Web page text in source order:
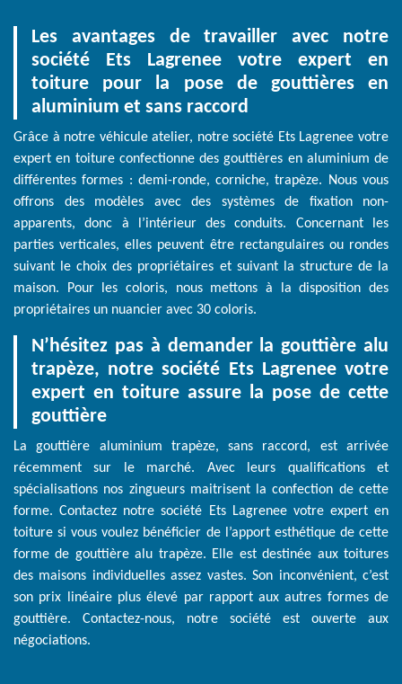
Les avantages de travailler avec notre
société Ets Lagrenee votre expert en
toiture pour la pose de gouttières en
aluminium et sans raccord
Grâce à notre véhicule atelier, notre société Ets Lagrenee votre
expert en toiture confectionne des gouttières en aluminium de
différentes formes : demi-ronde, corniche, trapèze. Nous vous
offrons des modèles avec des systèmes de fixation non-
apparents, donc à l’intérieur des conduits. Concernant les
parties verticales, elles peuvent être rectangulaires ou rondes
suivant le choix des propriétaires et suivant la structure de la
maison. Pour les coloris, nous mettons à la disposition des
propriétaires un nuancier avec 30 coloris.
N’hésitez pas à demander la gouttière alu
trapèze, notre société Ets Lagrenee votre
expert en toiture assure la pose de cette
gouttière
La gouttière aluminium trapèze, sans raccord, est arrivée
récemment sur le marché. Avec leurs qualifications et
spécialisations nos zingueurs maitrisent la confection de cette
forme. Contactez notre société Ets Lagrenee votre expert en
toiture si vous voulez bénéficier de l’apport esthétique de cette
forme de gouttière alu trapèze. Elle est destinée aux toitures
des maisons individuelles assez vastes. Son inconvénient, c’est
son prix linéaire plus élevé par rapport aux autres formes de
gouttière. Contactez-nous, notre société est ouverte aux
négociations.